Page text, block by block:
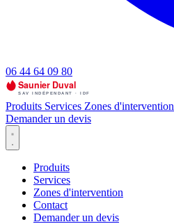
06 44 64 09 80
Produits Services Zones d'intervention
Demander un devis
Produits
Services
Zones d'intervention
Contact
Demander un devis